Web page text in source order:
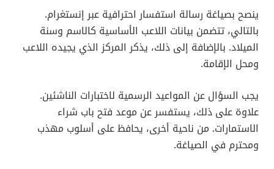
ينصح بصياغة رسالة استفسار احترافية عبر إنستغرام.
بالتالي، تتضمن بيانات اللاعب الأساسية كالاسم وسنة
الميلاد. بالإضافة إلى ذلك، يذكر المركز الذي يجيده اللاعب
ومحل الإقامة.
يجب السؤال عن المواعيد الرسمية لاختبارات الناشئين.
علاوة على ذلك، يستفسر عن موعد فتح باب شراء
الاستمارات. من ناحية أخرى، يحافظ على أسلوب مهذب
ومحترم في الصياغة.